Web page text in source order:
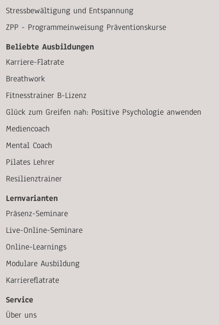
Stressbewältigung und Entspannung
ZPP - Programmeinweisung Präventionskurse
Beliebte Ausbildungen
Karriere-Flatrate
Breathwork
Fitnesstrainer B-Lizenz
Glück zum Greifen nah: Positive Psychologie anwenden
Mediencoach
Mental Coach
Pilates Lehrer
Resilienztrainer
Lernvarianten
Präsenz-Seminare
Live-Online-Seminare
Online-Learnings
Modulare Ausbildung
Karriereflatrate
Service
Über uns